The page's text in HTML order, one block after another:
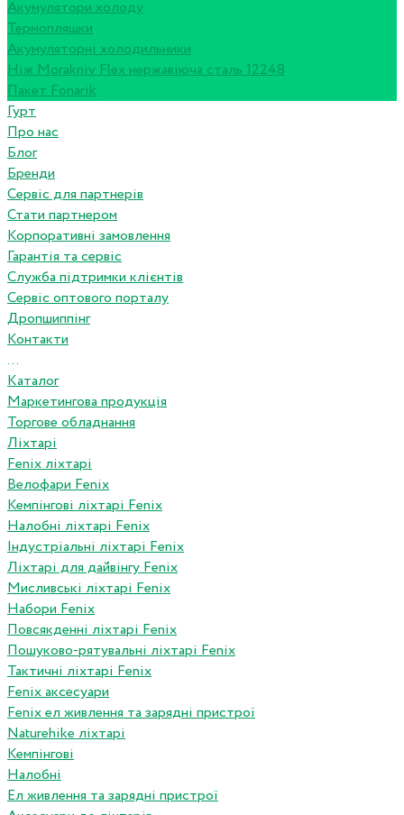
Акумулятори холоду
Термопляшки
Акумуляторні холодильники
Ніж Morakniv Flex нержавіюча сталь 12248
Пакет Fonarik
Гурт
Про нас
Блог
Бренди
Сервіс для партнерів
Стати партнером
Корпоративні замовлення
Гарантія та сервіс
Служба підтримки клієнтів
Сервіс оптового порталу
Дропшиппінг
Контакти
...
Каталог
Маркетингова продукція
Торгове обладнання
Ліхтарі
Fenix ліхтарі
Велофари Fenix
Кемпінгові ліхтарі Fenix
Налобні ліхтарі Fenix
Індустріальні ліхтарі Fenix
Ліхтарі для дайвінгу Fenix
Мисливські ліхтарі Fenix
Набори Fenix
Повсякденні ліхтарі Fenix
Пошуково-рятувальні ліхтарі Fenix
Тактичні ліхтарі Fenix
Fenix аксесуари
Fenix ел живлення та зарядні пристрої
Naturehike ліхтарі
Кемпінгові
Налобні
Ел живлення та зарядні пристрої